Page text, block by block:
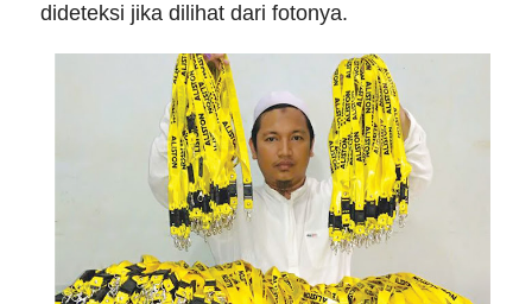
dideteksi jika dilihat dari fotonya.